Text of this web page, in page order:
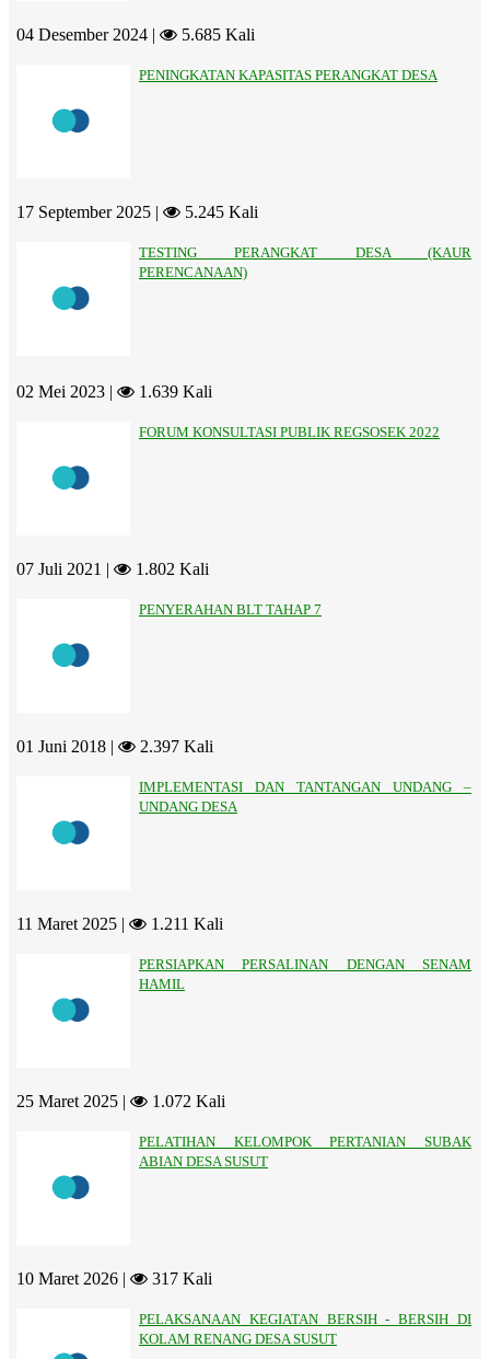
04 Desember 2024 | 5.685 Kali
PENINGKATAN KAPASITAS PERANGKAT DESA
17 September 2025 | 5.245 Kali
TESTING PERANGKAT DESA (KAUR
PERENCANAAN)
02 Mei 2023 | 1.639 Kali
FORUM KONSULTASI PUBLIK REGSOSEK 2022
07 Juli 2021 | 1.802 Kali
PENYERAHAN BLT TAHAP 7
01 Juni 2018 | 2.397 Kali
IMPLEMENTASI DAN TANTANGAN UNDANG –
UNDANG DESA
11 Maret 2025 | 1.211 Kali
PERSIAPKAN PERSALINAN DENGAN SENAM
HAMIL
25 Maret 2025 | 1.072 Kali
PELATIHAN KELOMPOK PERTANIAN SUBAK
ABIAN DESA SUSUT
10 Maret 2026 | 317 Kali
PELAKSANAAN KEGIATAN BERSIH - BERSIH DI
KOLAM RENANG DESA SUSUT